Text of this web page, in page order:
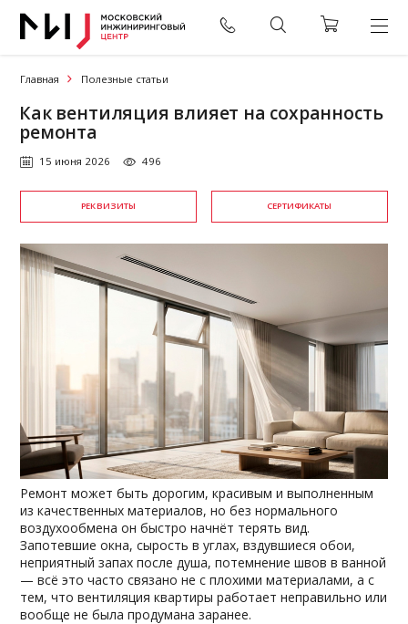
Главная Полезные статьи
Как вентиляция влияет на сохранность
ремонта
15 июня 2026 496
РЕКВИЗИТЫ СЕРТИФИКАТЫ
Ремонт может быть дорогим, красивым и выполненным
из качественных материалов, но без нормального
воздухообмена он быстро начнёт терять вид.
Запотевшие окна, сырость в углах, вздувшиеся обои,
неприятный запах после душа, потемнение швов в ванной
— всё это часто связано не с плохими материалами, а с
тем, что вентиляция квартиры работает неправильно или
вообще не была продумана заранее.